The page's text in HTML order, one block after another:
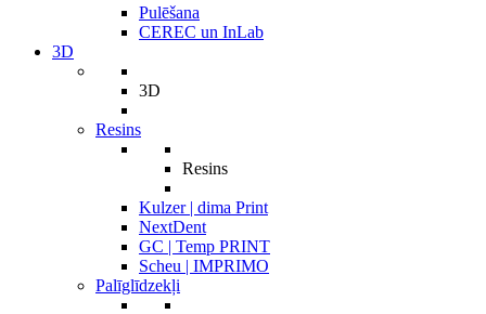
Pulēšana
CEREC un InLab
3D
3D
Resins
Resins
Kulzer | dima Print
NextDent
GC | Temp PRINT
Scheu | IMPRIMO
Palīglīdzekļi